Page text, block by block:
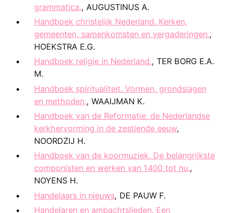
grammatica., AUGUSTINUS A.
Handboek christelijk Nederland. Kerken,
gemeenten, samenkomsten en vergaderingen.,
HOEKSTRA E.G.
Handboek religie in Nederland., TER BORG E.A.
M.
Handboek spiritualiteit. Vormen, grondslagen
en methoden., WAAIJMAN K.
Handboek van de Reformatie: de Nederlandse
kerkhervorming in de zestiende eeuw,
NOORDZIJ H.
Handboek van de koormuziek. De belangrijkste
componisten en werken van 1400 tot nu.,
NOYENS H.
Handelaars in nieuws, DE PAUW F.
Handelaren en ambachtslieden. Een